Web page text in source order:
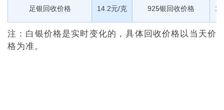
足银回收价格 14.2元/克 925银回收价格
注：白银价格是实时变化的，具体回收价格以当天价
格为准。